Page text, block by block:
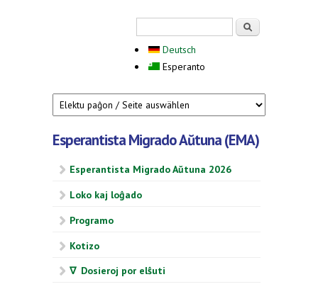
Deutsch
Esperanto
Esperantista Migrado Aŭtuna (EMA)
Esperantista Migrado Aŭtuna 2026
Loko kaj loĝado
Programo
Kotizo
∇ Dosieroj por elŝuti